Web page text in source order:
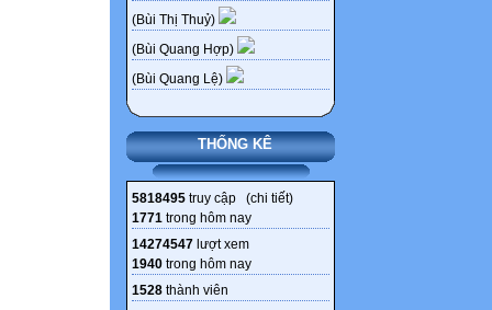
(Bùi Thị Thuỷ)
(Bùi Quang Hợp)
(Bùi Quang Lệ)
THỐNG KÊ
5818495 truy cập (chi tiết)
1771 trong hôm nay
14274547 lượt xem
1940 trong hôm nay
1528 thành viên